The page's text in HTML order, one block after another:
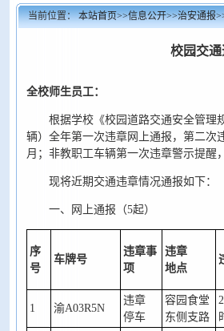
当前位置：本站首页>>信息公开>>治安通报
校园交通
全校师生员工：
根据学校《校园道路交通安全管理
辆）全年第一次违章网上通报，第二次
月；非教职工车辆第一次违章警示提醒
现将近期交通违章情况通报如下：
一、网上通报（5起）
序
号
车牌号
违章事
项
违章
地点
1 渝A03R5N
违章
停车
容园食堂
东侧支路